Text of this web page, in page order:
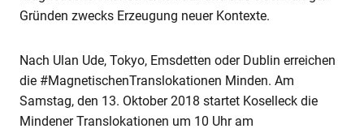
Gründen zwecks Erzeugung neuer Kontexte.
Nach Ulan Ude, Tokyo, Emsdetten oder Dublin erreichen
die #MagnetischenTranslokationen Minden. Am
Samstag, den 13. Oktober 2018 startet Koselleck die
Mindener Translokationen um 10 Uhr am